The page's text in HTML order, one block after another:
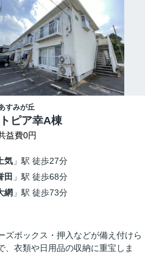
すみが丘
ピア幸A棟
益費0円
気」駅 徒歩27分
田 」駅 徒歩68分
網 」駅 徒歩73分
ズボックス・押入などが備え付けら
、衣類や日用品の収納に重宝しま